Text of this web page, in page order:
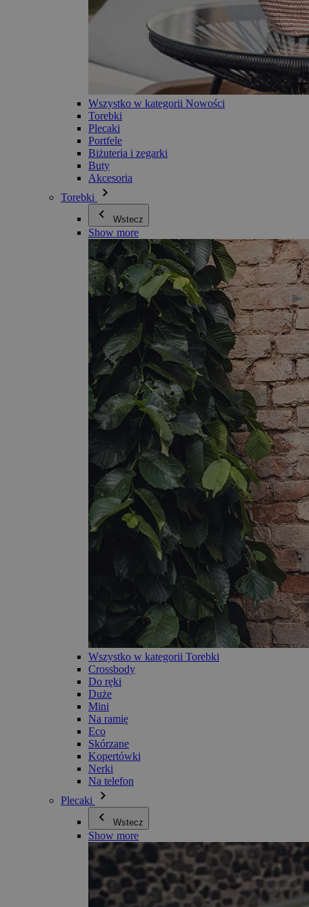
Wszystko w kategorii Nowości
Torebki
Plecaki
Portfele
Biżuteria i zegarki
Buty
Akcesoria
Torebki
Wstecz
Show more
Wszystko w kategorii Torebki
Crossbody
Do ręki
Duże
Mini
Na ramię
Eco
Skórzane
Kopertówki
Nerki
Na telefon
Plecaki
Wstecz
Show more